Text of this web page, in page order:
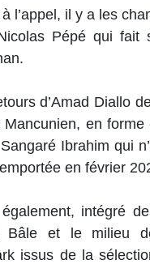
l’appel, il y a les
Pépé qui
d’Amad Diallo
en
Ibrahim qui
en février
intégré
Bâle et le milieu
issus de la